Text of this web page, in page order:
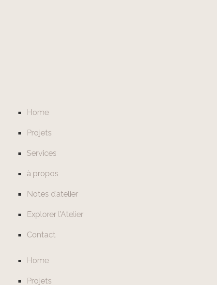
Home
Projets
Services
à propos
Notes d’atelier
Explorer l’Atelier
Contact
Home
Projets